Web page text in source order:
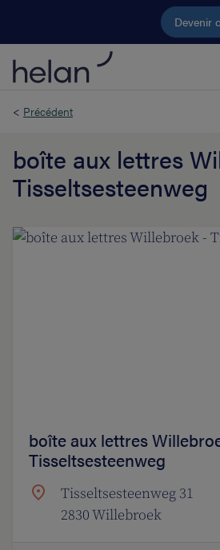
Aller au contenu
Devenir
< Précédent
boîte aux lettres
Tisseltsesteenweg
boîte aux lettres
Tisseltsesteenweg
Tisseltsesteenweg 31
2830 Willebroek